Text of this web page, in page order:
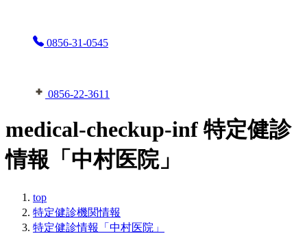
0856-31-0545
0856-22-3611
medical-checkup-inf 特定健診
情報「中村医院」
top
特定健診機関情報
特定健診情報「中村医院」